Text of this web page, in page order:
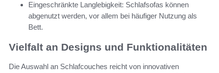
Eingeschränkte Langlebigkeit: Schlafsofas können
abgenutzt werden, vor allem bei häufiger Nutzung als
Bett.
Vielfalt an Designs und Funktionalitäten
Die Auswahl an Schlafcouches reicht von innovativen